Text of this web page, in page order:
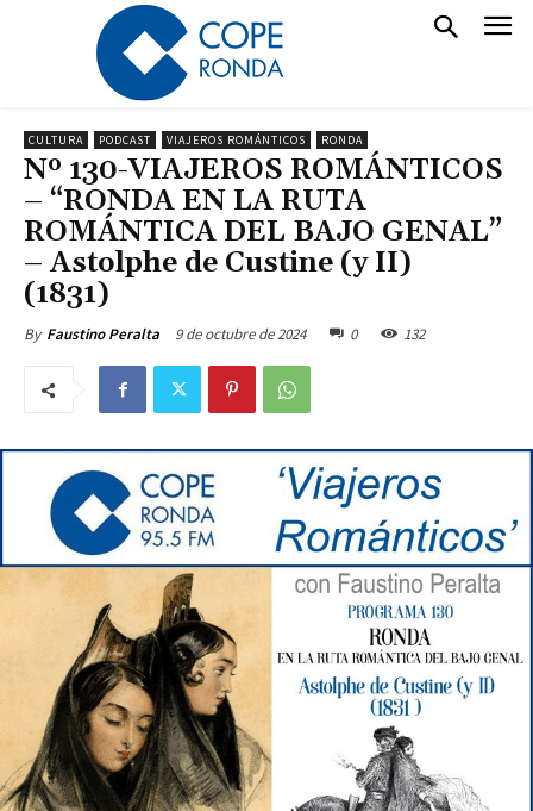
CULTURA PODCAST VIAJEROS ROMÁNTICOS RONDA
Nº 130-VIAJEROS ROMÁNTICOS
– “RONDA EN LA RUTA
ROMÁNTICA DEL BAJO GENAL”
– Astolphe de Custine (y II)
(1831)
By Faustino Peralta 9 de octubre de 2024 0 132